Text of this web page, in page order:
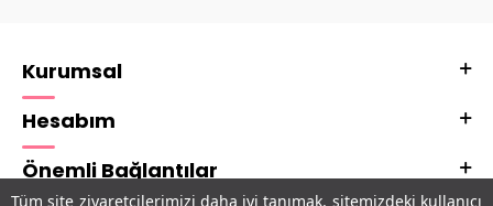
Tüm site ziyaretçilerimizi daha iyi tanımak, sitemizdeki kullanıcı
Kurumsal
Hesabım
Önemli Bağlantılar